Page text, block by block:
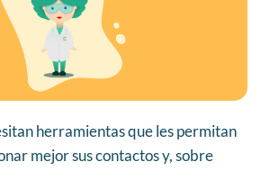
herramientas que les permitan
mejor sus contactos y, sobre